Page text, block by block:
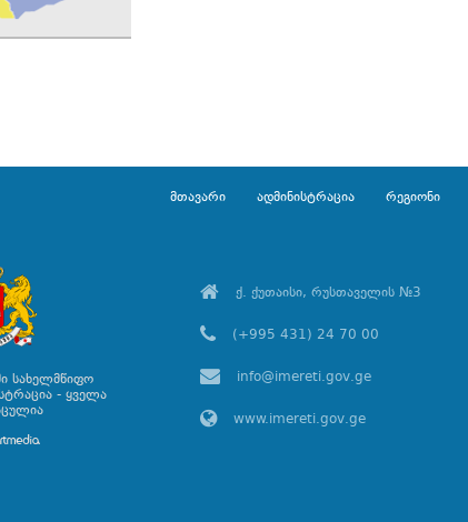
მთავარი ადმინისტრაცია რეგიონი
სახელმწიფო
- ყველა
ქ. ქუთაისი, რუსთაველის №3
(+995 431) 24 70 00
info@imereti.gov.ge
www.imereti.gov.ge